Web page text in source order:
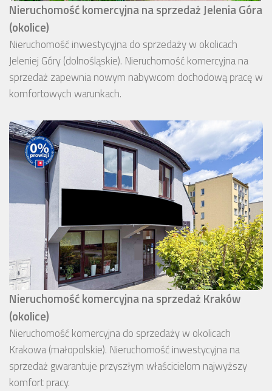
Nieruchomość komercyjna na sprzedaż Jelenia Góra
(okolice)
Nieruchomość inwestycyjna do sprzedaży w okolicach
Jeleniej Góry (dolnośląskie). Nieruchomość komercyjna na
sprzedaż zapewnia nowym nabywcom dochodową pracę w
komfortowych warunkach.
Nieruchomość komercyjna na sprzedaż Kraków
(okolice)
Nieruchomość komercyjna do sprzedaży w okolicach
Krakowa (małopolskie). Nieruchomość inwestycyjna na
sprzedaż gwarantuje przyszłym właścicielom najwyższy
komfort pracy.